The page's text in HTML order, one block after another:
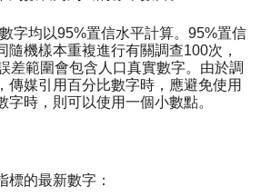
字均以95%置信水平計算。95%置信
隨機樣本重複進行有關調查100次，
差範圍會包含人口真實數字。由於調
傳媒引用百分比數字時，應避免使用
字時，則可以使用一個小數點。
標的最新數字：